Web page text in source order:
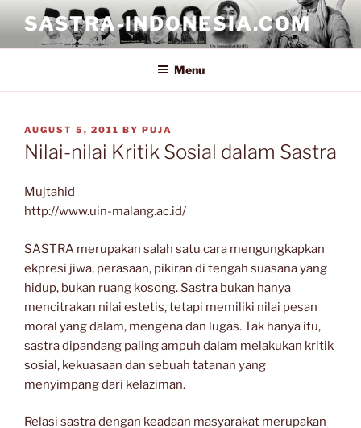
content
SASTRA-INDONESIA.COM
Menu
POSTED
ON
AUGUST 5, 2011 BY PUJA
Nilai-nilai Kritik Sosial dalam Sastra
Mujtahid
http://www.uin-malang.ac.id/
SASTRA merupakan salah satu cara mengungkapkan
ekpresi jiwa, perasaan, pikiran di tengah suasana yang
hidup, bukan ruang kosong. Sastra bukan hanya
mencitrakan nilai estetis, tetapi memiliki nilai pesan
moral yang dalam, mengena dan lugas. Tak hanya itu,
sastra dipandang paling ampuh dalam melakukan kritik
sosial, kekuasaan dan sebuah tatanan yang
menyimpang dari kelaziman.
Relasi sastra dengan keadaan masyarakat merupakan